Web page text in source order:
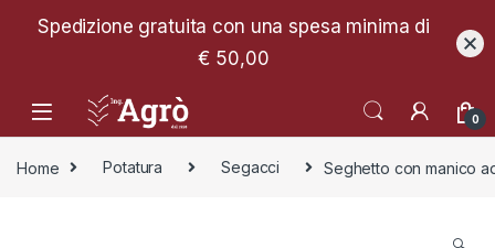
0
Home Potatura Segacci Seghetto con manico
Spedizione gratuita con una spesa minima di
€ 50,00